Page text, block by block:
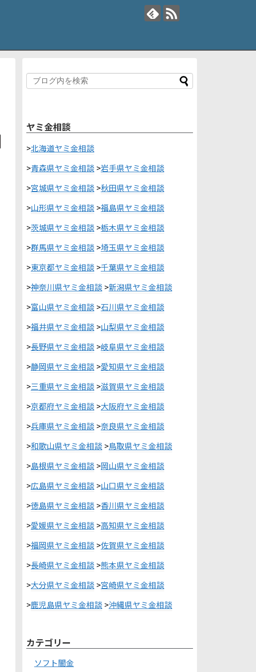
ヤミ金相談
>北海道ヤミ金相談
>青森県ヤミ金相談 >岩手県ヤミ金相談
>宮城県ヤミ金相談 >秋田県ヤミ金相談
>山形県ヤミ金相談 >福島県ヤミ金相談
>茨城県ヤミ金相談 >栃木県ヤミ金相談
>群馬県ヤミ金相談 >埼玉県ヤミ金相談
>東京都ヤミ金相談 >千葉県ヤミ金相談
>神奈川県ヤミ金相談 >新潟県ヤミ金相談
>富山県ヤミ金相談 >石川県ヤミ金相談
>福井県ヤミ金相談 >山梨県ヤミ金相談
>長野県ヤミ金相談 >岐阜県ヤミ金相談
>静岡県ヤミ金相談 >愛知県ヤミ金相談
>三重県ヤミ金相談 >滋賀県ヤミ金相談
>京都府ヤミ金相談 >大阪府ヤミ金相談
>兵庫県ヤミ金相談 >奈良県ヤミ金相談
>和歌山県ヤミ金相談 >鳥取県ヤミ金相談
>島根県ヤミ金相談 >岡山県ヤミ金相談
>広島県ヤミ金相談 >山口県ヤミ金相談
>徳島県ヤミ金相談 >香川県ヤミ金相談
>愛媛県ヤミ金相談 >高知県ヤミ金相談
>福岡県ヤミ金相談 >佐賀県ヤミ金相談
>長崎県ヤミ金相談 >熊本県ヤミ金相談
>大分県ヤミ金相談 >宮崎県ヤミ金相談
>鹿児島県ヤミ金相談 >沖縄県ヤミ金相談
カテゴリー
ソフト闇金